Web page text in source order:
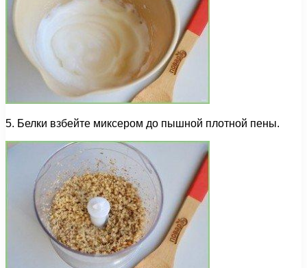
5. Белки взбейте миксером до пышной плотной пены.